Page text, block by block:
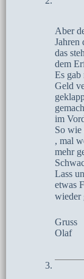
Aber
Jahren
das
dem
Es gab
Geld
im
So wie
, mal
mehr
Lass
etwas
Gruss
Olaf